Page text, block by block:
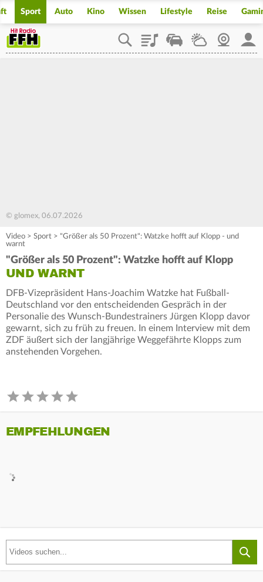
Sport Auto Kino Wissen Lifestyle Reise
PlaylistStaupilotWetterWebcam
© glomex, 06.07.2026
Video > Sport > "Größer als 50 Prozent": Watzke hofft auf Klopp - und
warnt
"Größer als 50 Prozent": Watzke hofft auf Klopp
UND WARNT
DFB-Vizepräsident Hans-Joachim Watzke hat Fußball-
Deutschland vor den entscheidenden Gespräch in der
Personalie des Wunsch-Bundestrainers Jürgen Klopp davor
gewarnt, sich zu früh zu freuen. In einem Interview mit dem
ZDF äußert sich der langjährige Weggefährte Klopps zum
anstehenden Vorgehen.
EMPFEHLUNGEN